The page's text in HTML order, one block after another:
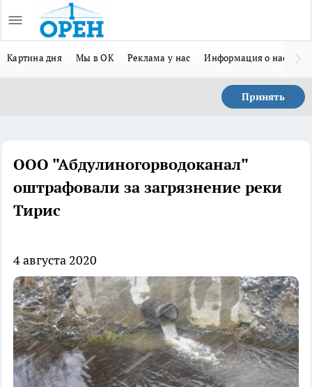
Картина дня Мы в ОК Реклама у нас Информация о нас
Принять
ООО "Абдулиногорводоканал"
оштрафовали за загрязнение реки
Тирис
4 августа 2020